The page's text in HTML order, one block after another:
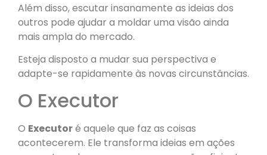
Além disso, escutar insanamente as ideias dos
outros pode ajudar a moldar uma visão ainda
mais ampla do mercado.
Esteja disposto a mudar sua perspectiva e
adapte-se rapidamente às novas circunstâncias.
O Executor
O Executoré aquele que faz as coisas
acontecerem. Ele transforma ideias em ações